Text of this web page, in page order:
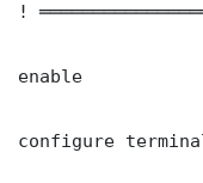
!
enable
configure